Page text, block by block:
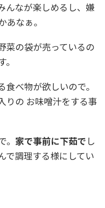
んなが楽しめるし、嫌
あなぁ。
菜の袋が売っているの
べ物が欲しいので。
りの お味噌汁をする事
家で事前に下茹でし
で調理する様にしてい